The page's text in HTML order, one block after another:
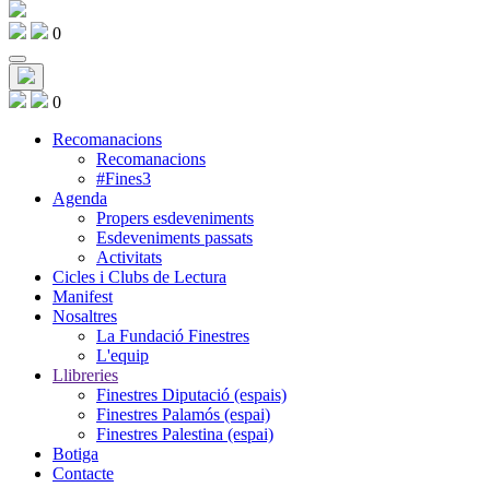
0
0
Recomanacions
Recomanacions
#Fines3
Agenda
Propers esdeveniments
Esdeveniments passats
Activitats
Cicles i Clubs de Lectura
Manifest
Nosaltres
La Fundació Finestres
L'equip
Llibreries
Finestres Diputació (espais)
Finestres Palamós (espai)
Finestres Palestina (espai)
Botiga
Contacte